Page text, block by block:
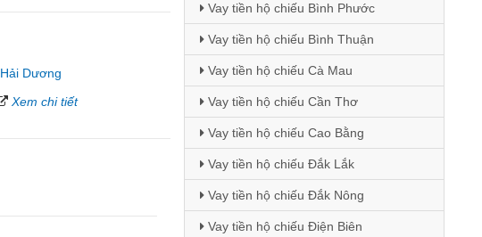
Hải Dương
Xem chi tiết
Vay tiền hộ chiếu Bình Phước
Vay tiền hộ chiếu Bình Thuận
Vay tiền hộ chiếu Cà Mau
Vay tiền hộ chiếu Cần Thơ
Vay tiền hộ chiếu Cao Bằng
Vay tiền hộ chiếu Đắk Lắk
Vay tiền hộ chiếu Đắk Nông
Vay tiền hộ chiếu Điện Biên